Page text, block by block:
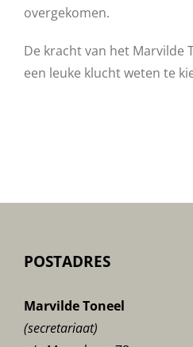
overgekomen.
De kracht van het Marvilde
een leuke klucht weten te
POSTADRES
Marvilde Toneel
(secretariaat)